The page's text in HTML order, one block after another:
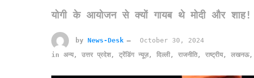
योगी के आयोजन से क्यों गायब थे मोदी और शाह!
by News-Desk
October 30, 2024
in अन्य, उत्तर प्रदेश, ट्रेंडिंग न्यूज़, दिल्ली, राजनीति, राष्ट्रीय, लखनऊ,